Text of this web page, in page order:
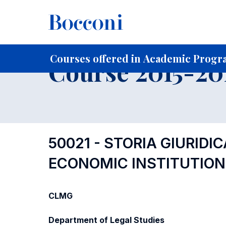
Courses offered in Academic
Home For current Students
Course 2015-
50021 - STORIA
ECONOMIC
CLMG
Department of Legal Studies